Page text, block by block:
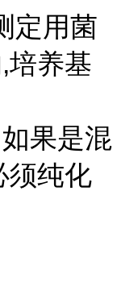
定用菌
培养基
果是混
须纯化